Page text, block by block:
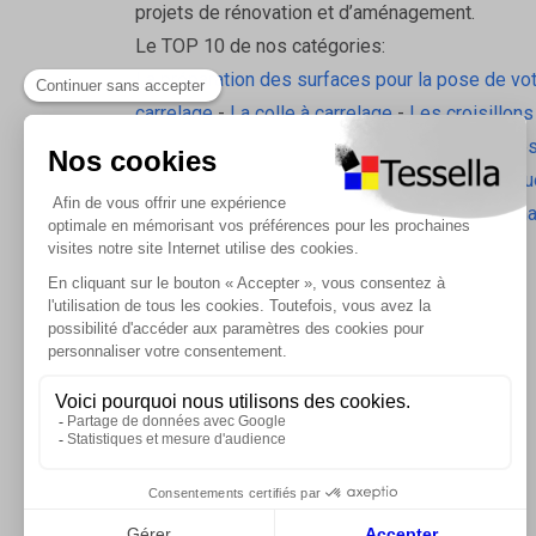
projets de rénovation et d’aménagement.
Le TOP 10 de nos catégories:
La préparation des surfaces pour la pose de
carrelage-La colle à carrelage- Les croisillons
pavilift
Le carrelage sol intérieur
Les
-L'isolation
Les accessoires d'isolation
Radiateurs
Les tablettes de douche